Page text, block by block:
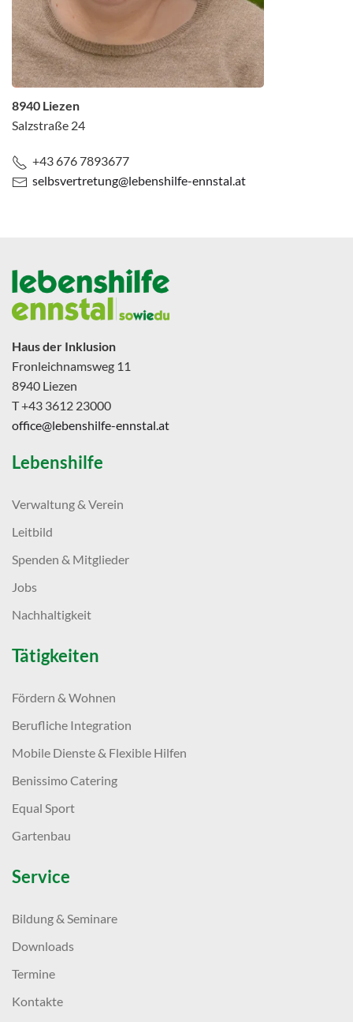
8940 Liezen
Salzstraße 24
+43 676 7893677
selbsvertretung@lebenshilfe-ennstal.at
Haus der Inklusion
Fronleichnamsweg 11
8940 Liezen
T +43 3612 23000
office@lebenshilfe-ennstal.at
Lebenshilfe
Verwaltung & Verein
Leitbild
Spenden & Mitglieder
Jobs
Nachhaltigkeit
Tätigkeiten
Fördern & Wohnen
Berufliche Integration
Mobile Dienste & Flexible Hilfen
Benissimo Catering
Equal Sport
Gartenbau
Service
Bildung & Seminare
Downloads
Termine
Kontakte